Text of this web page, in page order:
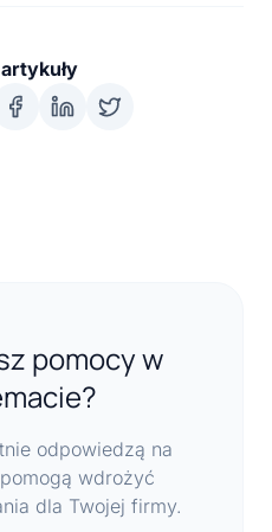
pomocy w
odpowiedzą na
wdrożyć
dla Twojej firmy.